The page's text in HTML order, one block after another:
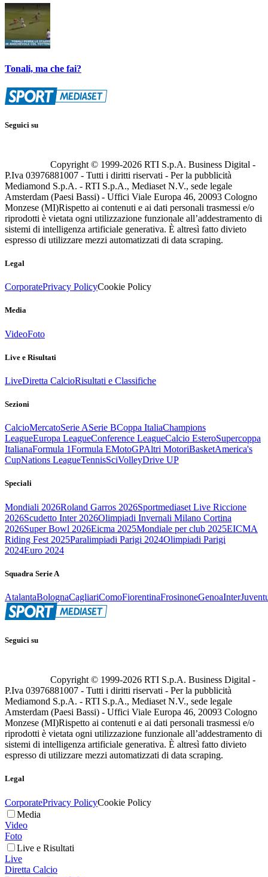
Tonali, ma che fai?
Seguici su
Copyright © 1999-2026 RTI S.p.A. Business Digital -
P.Iva 03976881007 - Tutti i diritti riservati - Per la pubblicità
Mediamond S.p.A. - RTI S.p.A., Mediaset N.V., sede legale
Amsterdam (Paesi Bassi) - Uffici Viale Europa 46, 20093 Cologno
Monzese (MI)Rispetto ai contenuti e ai dati personali trasmessi e/o
riprodotti è vietata ogni utilizzazione funzionale all’addestramento di
sistemi di intelligenza artificiale generativa. È altresì fatto divieto
espresso di utilizzare mezzi automatizzati di data scraping.
Legal
CorporatePrivacy PolicyCookie Policy
Media
VideoFoto
Live e Risultati
LiveDiretta CalcioRisultati e Classifiche
Sezioni
CalcioMercatoSerie ASerie BCoppa ItaliaChampions
LeagueEuropa LeagueConference LeagueCalcio EsteroSupercoppa
ItalianaFormula 1Formula EMotoGPAltri MotoriBasketAmerica's
CupNations LeagueTennisSciVolleyDrive UP
Speciali
Mondiali 2026Roland Garros 2026Sportmediaset Live Riccione
2026Scudetto Inter 2026Olimpiadi Invernali Milano Cortina
2026Super Bowl 2026Eicma 2025Mondiale per club 2025EICMA
Riding Fest 2025Paralimpiadi Parigi 2024Olimpiadi Parigi
2024Euro 2024
Squadra Serie A
AtalantaBolognaCagliariComoFiorentinaFrosinoneGenoaInter
Seguici su
Copyright © 1999-2026 RTI S.p.A. Business Digital -
P.Iva 03976881007 - Tutti i diritti riservati - Per la pubblicità
Mediamond S.p.A. - RTI S.p.A., Mediaset N.V., sede legale
Amsterdam (Paesi Bassi) - Uffici Viale Europa 46, 20093 Cologno
Monzese (MI)Rispetto ai contenuti e ai dati personali trasmessi e/o
riprodotti è vietata ogni utilizzazione funzionale all’addestramento di
sistemi di intelligenza artificiale generativa. È altresì fatto divieto
espresso di utilizzare mezzi automatizzati di data scraping.
Legal
CorporatePrivacy PolicyCookie Policy
Media
Video
Foto
Live e Risultati
Live
Diretta Calcio